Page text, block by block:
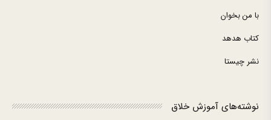
با من بخوان
کتاب هدهد
نشر چیستا
نوشته‌های آموزش خلاق